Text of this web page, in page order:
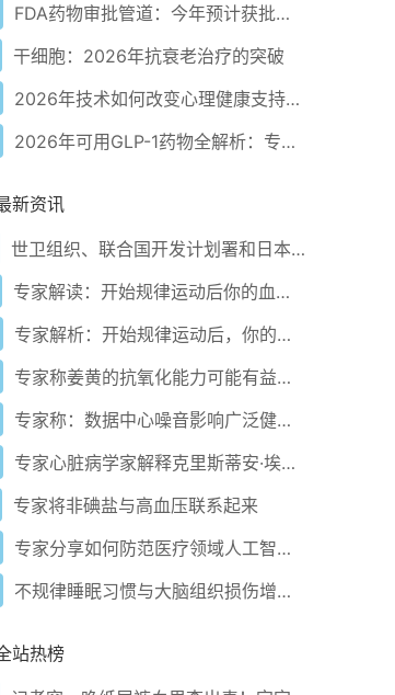
FDA药物审批管道：今年预计获批的关键新疗法
干细胞：2026年抗衰老治疗的突破
2026年技术如何改变心理健康支持的获取方式
2026年可用GLP-1药物全解析：专家指南
新资讯
世卫组织、联合国开发计划署和日本在加纳启动人工智能健康计划 应对气候敏感性疾病并加强医疗服务
专家解读：开始规律运动后你的血压会发生什么变化
专家解析：开始规律运动后，你的血压会发生什么变化
专家称姜黄的抗氧化能力可能有益心脏健康
专家称：数据中心噪音影响广泛健康问题
专家心脏病学家解释克里斯蒂安·埃里克森为丹麦队晕倒的原因
专家将非碘盐与高血压联系起来
专家分享如何防范医疗领域人工智能的负面影响
不规律睡眠习惯与大脑组织损伤增加相关
站热榜